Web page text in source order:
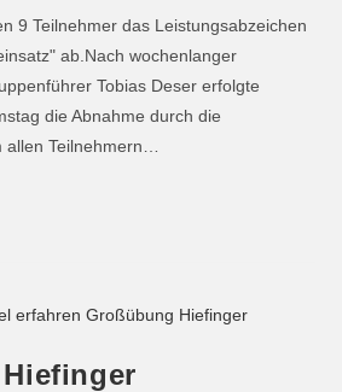
9 Teilnehmer das Leistungsabzeichen
ab.Nach wochenlanger
Tobias Deser erfolgte
die Abnahme durch die
allen Teilnehmern…